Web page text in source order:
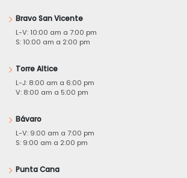
Bravo San Vicente
L-V: 10:00 am a 7:00 pm
S: 10:00 am a 2:00 pm
Torre Altice
L-J: 8:00 am a 6:00 pm
V: 8:00 am a 5:00 pm
Bávaro
L-V: 9:00 am a 7:00 pm
S: 9:00 am a 2:00 pm
Punta Cana